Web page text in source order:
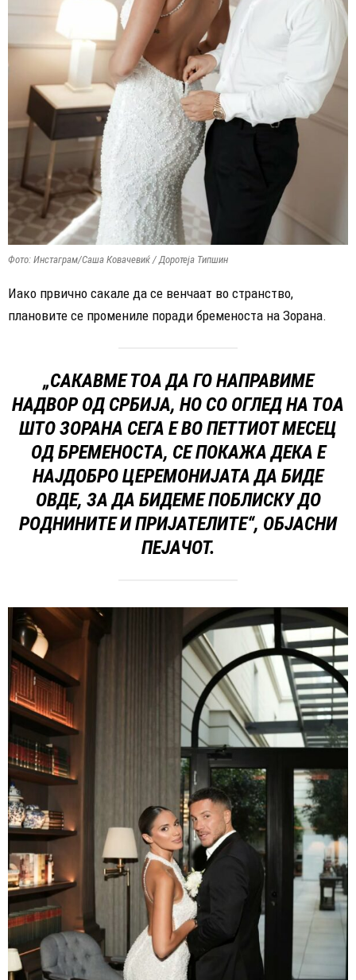
Фото: Инстаграм/Саша Ковачевиќ / Доротеја Типшин
Иако првично сакале да се венчаат во странство,
плановите се промениле поради бременоста на Зорана.
„САКАВМЕ ТОА ДА ГО НАПРАВИМЕ
НАДВОР ОД СРБИЈА, НО СО ОГЛЕД НА ТОА
ШТО ЗОРАНА СЕГА Е ВО ПЕТТИОТ МЕСЕЦ
ОД БРЕМЕНОСТА, СЕ ПОКАЖА ДЕКА Е
НАЈДОБРО ЦЕРЕМОНИЈАТА ДА БИДЕ
ОВДЕ, ЗА ДА БИДЕМЕ ПОБЛИСКУ ДО
РОДНИНИТЕ И ПРИЈАТЕЛИТЕ“, ОБЈАСНИ
ПЕЈАЧОТ.